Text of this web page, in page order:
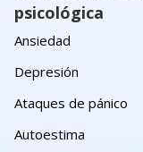
psicológica
Ansiedad
Depresión
Ataques de pánico
Autoestima